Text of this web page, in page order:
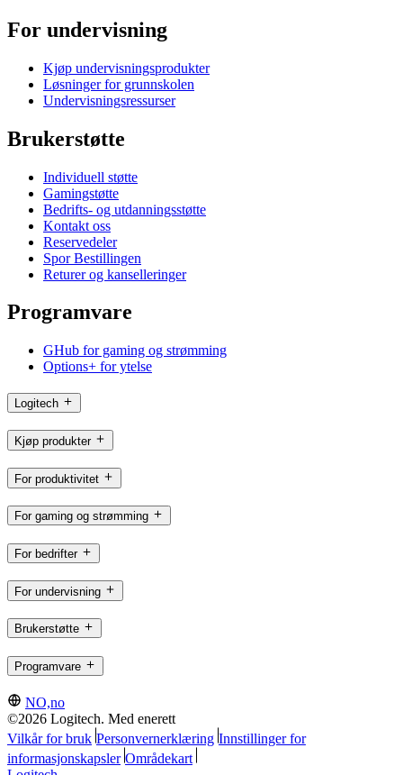
For undervisning
Kjøp undervisningsprodukter
Løsninger for grunnskolen
Undervisningsressurser
Brukerstøtte
Individuell støtte
Gamingstøtte
Bedrifts- og utdanningsstøtte
Kontakt oss
Reservedeler
Spor Bestillingen
Returer og kanselleringer
Programvare
GHub for gaming og strømming
Options+ for ytelse
Logitech
Kjøp produkter
For produktivitet
For gaming og strømming
For bedrifter
For undervisning
Brukerstøtte
Programvare
NO,no
©2026 Logitech. Med enerett
Vilkår for bruk Personvernerklæring Innstillinger for
informasjonskapsler Områdekart